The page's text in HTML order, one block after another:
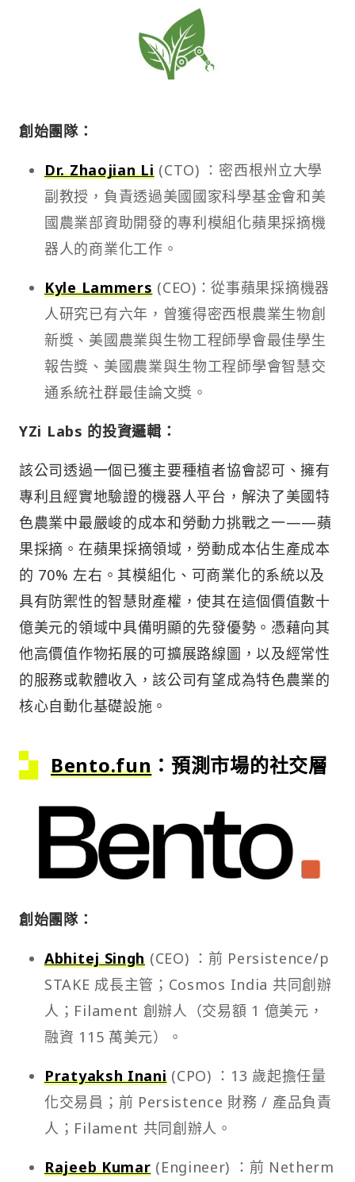
創始團隊：
Dr. Zhaojian Li(CTO) ：密西根州立大學
副教授，負責透過美國國家科學基金會和美
國農業部資助開發的專利模組化蘋果採摘機
器人的商業化工作。
Kyle Lammers (CEO)：從事蘋果採摘機器
人研究已有六年，曾獲得密西根農業生物創
新獎、美國農業與生物工程師學會最佳學生
報告獎、美國農業與生物工程師學會智慧交
通系統社群最佳論文獎。
YZi Labs 的投資邏輯：
該公司透過一個已獲主要種植者協會認可、擁有
專利且經實地驗證的機器人平台，解決了美國特
色農業中最嚴峻的成本和勞動力挑戰之一——蘋
果採摘。在蘋果採摘領域，勞動成本佔生產成本
的 70% 左右。其模組化、可商業化的系統以及
具有防禦性的智慧財產權，使其在這個價值數十
億美元的領域中具備明顯的先發優勢。憑藉向其
他高價值作物拓展的可擴展路線圖，以及經常性
的服務或軟體收入，該公司有望成為特色農業的
核心自動化基礎設施。
Bento.fun ：預測市場的社交層
創始團隊：
Abhitej Singh (CEO) ：前 Persistence/p
STAKE 成長主管；Cosmos India 共同創辦
人；Filament 創辦人（交易額 1 億美元，
融資 115 萬美元）。
Pratyaksh Inani(CPO) ：13 歲起擔任量
化交易員；前 Persistence 財務 / 產品負責
人；Filament 共同創辦人。
Rajeeb Kumar (Engineer) ：前 Netherm